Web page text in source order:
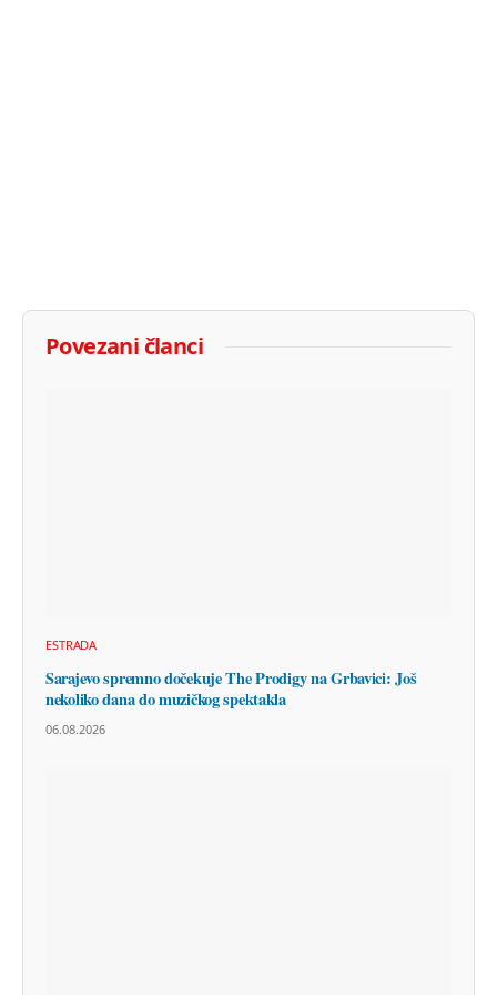
Povezani članci
ESTRADA
Sarajevo spremno dočekuje The Prodigy na Grbavici: Još
nekoliko dana do muzičkog spektakla
06.08.2026